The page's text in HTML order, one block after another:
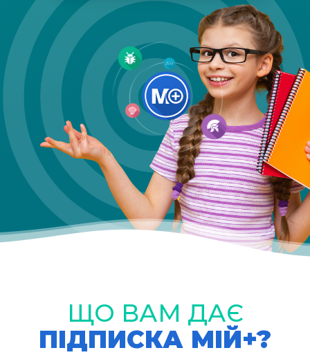
ЩО ВАМ ДАЄ
ПІДПИСКА МІЙ+?